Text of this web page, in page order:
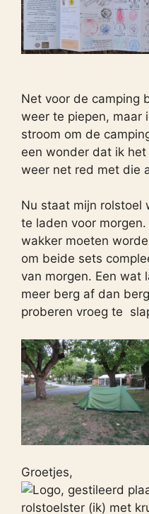
Net voor de camping
weer te piepen, maar
stroom om de
een wonder dat ik
weer net red met die
Nu staat mijn rolstoel
te laden voor
wakker moeten
om beide sets
van morgen. Een wat
meer berg af dan
proberen vroeg te
Groetjes,